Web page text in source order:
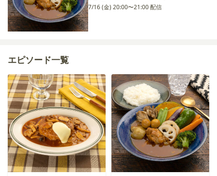
7/16 (金) 20:00〜21:00 配信
エピソード一覧